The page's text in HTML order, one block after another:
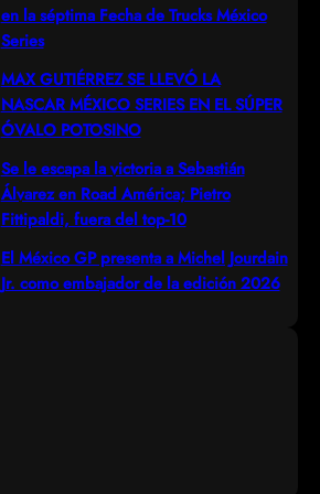
en la séptima Fecha de Trucks México
Series
MAX GUTIÉRREZ SE LLEVÓ LA
NASCAR MÉXICO SERIES EN EL SÚPER
ÓVALO POTOSINO
Se le escapa la victoria a Sebastián
Álvarez en Road América; Pietro
Fittipaldi, fuera del top-10
El México GP presenta a Michel Jourdain
Jr. como embajador de la edición 2026